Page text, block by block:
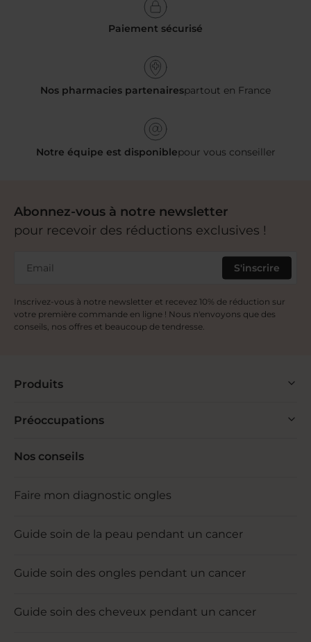
Paiement sécurisé
Nos pharmacies partenairespartout en France
Notre équipe est disponiblepour vous conseiller
Abonnez-vous à notre newsletter
pour recevoir des réductions exclusives !
Email S'inscrire
Inscrivez-vous à notre newsletter et recevez 10% de réduction sur
votre première commande en ligne ! Nous n'envoyons que des
conseils, nos offres et beaucoup de tendresse.
Produits
Préoccupations
Nos conseils
Faire mon diagnostic ongles
Guide soin de la peau pendant un cancer
Guide soin des ongles pendant un cancer
Guide soin des cheveux pendant un cancer